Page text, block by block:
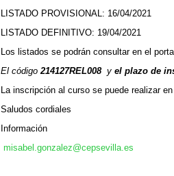
LISTADO PROVISIONAL: 16/04/2021
LISTADO DEFINITIVO: 19/04/2021
Los listados se podrán consultar en el
El código 214127REL008 y el plazo de
La inscripción al curso se puede realizar
Saludos cordiales
Información
misabel.gonzalez@cepsevilla .es